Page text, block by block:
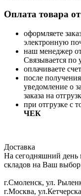
Оплата товара
оформляете
электронную
наш менеджер
Связывается по
оплачиваете
после
уведомление о
заказа на
при отгрузке с
ЧЕК
Доставка
На сегодняшний день
складов на Ваш
г.Смоленск, ул.
г.Москва,